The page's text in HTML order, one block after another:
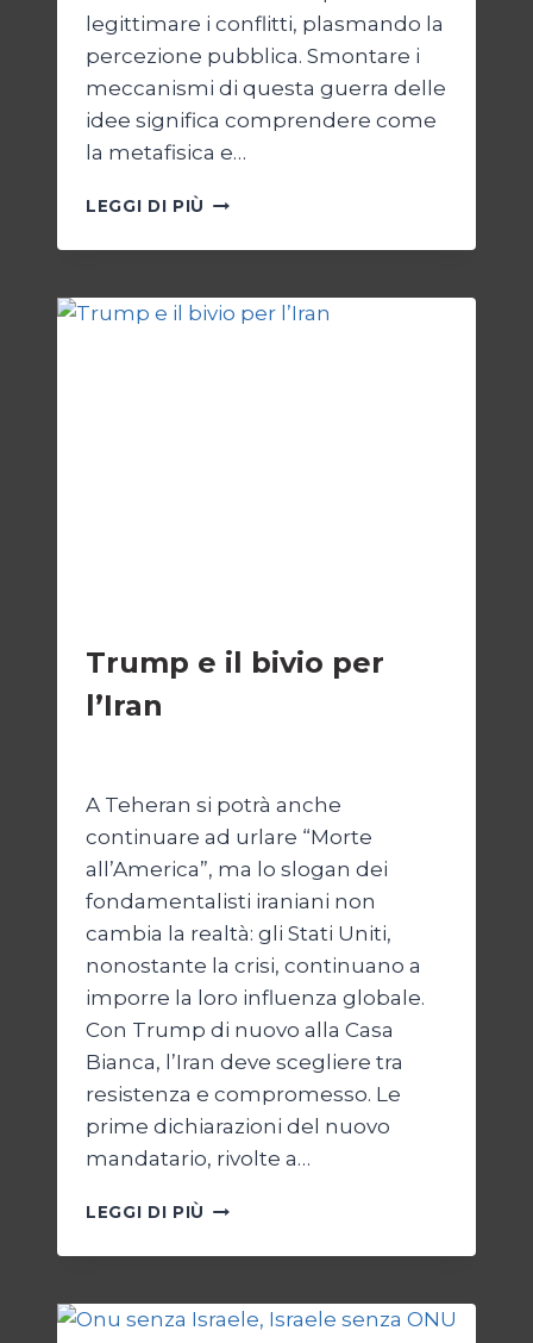
legittimare i conflitti, plasmando la
percezione pubblica. Smontare i
meccanismi di questa guerra delle
idee significa comprendere come
la metafisica e…
LEGGI DI PIÙ AUTOPSIA
UN
“KATECHON”
COME
Trump e il bivio per
l’Iran
A Teheran si potrà anche
continuare ad urlare “Morte
all’America”, ma lo slogan dei
fondamentalisti iraniani non
cambia la realtà: gli Stati Uniti,
nonostante la crisi, continuano a
imporre la loro influenza globale.
Con Trump di nuovo alla Casa
Bianca, l’Iran deve scegliere tra
resistenza e compromesso. Le
prime dichiarazioni del nuovo
mandatario, rivolte a…
LEGGI DI PIÙ TRUMP
IL
PER
L’IRAN